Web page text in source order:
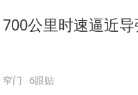
梁家
700公里时速逼近
窄门 6跟贴